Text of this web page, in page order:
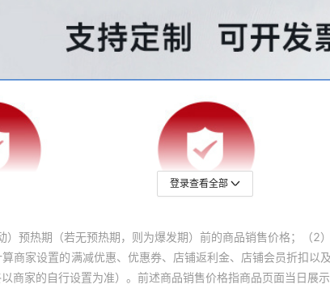
登录查看全部
预热期（若无预热期，则为爆发期）前的商品销售价格；（
商家设置的满减优惠、优惠券、店铺返利金、店铺会员折扣
家的自行设置为准）。前述商品销售价格指商品页面当日展